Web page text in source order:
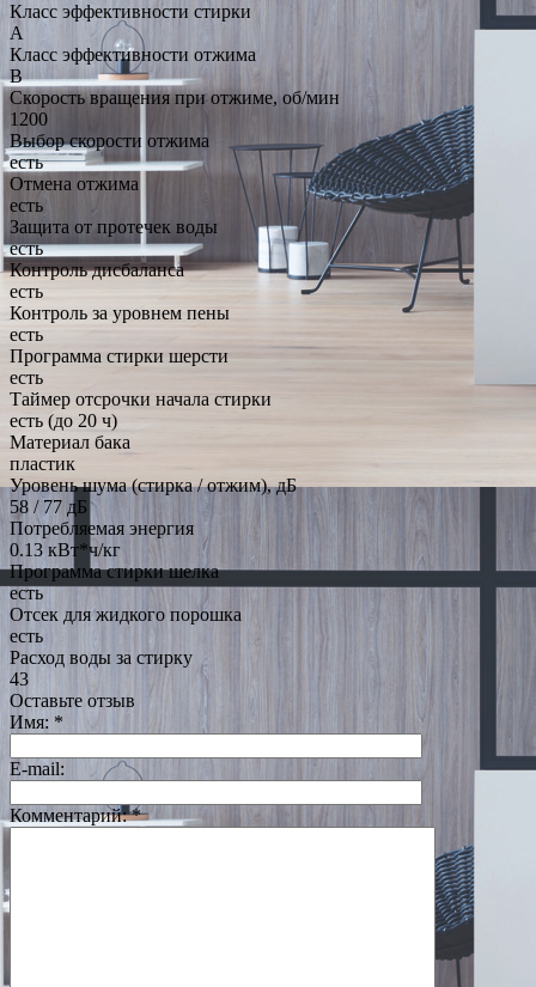
Класс эффективности стирки
A
Класс эффективности отжима
B
Скорость вращения при отжиме, об/мин
1200
Выбор скорости отжима
есть
Отмена отжима
есть
Защита от протечек воды
есть
Контроль дисбаланса
есть
Контроль за уровнем пены
есть
Программа стирки шерсти
есть
Таймер отсрочки начала стирки
есть (до 20 ч)
Материал бака
пластик
Уровень шума (стирка / отжим), дБ
58 / 77 дБ
Потребляемая энергия
0.13 кВт*ч/кг
Программа стирки шелка
есть
Отсек для жидкого порошка
есть
Расход воды за стирку
43
Оставьте отзыв
Имя: *
E-mail:
Комментарий:*